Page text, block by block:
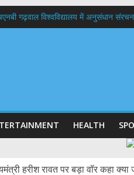
गढ़वाल विश्वविद्यालय में अनुसंधान
दिवस पर मुख्यमंत्री धामी ने उत्कृष्ट बुनकरों
HEALTH